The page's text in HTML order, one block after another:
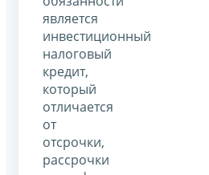
является
инвестиционный
налоговый
кредит,
который
отличается
от
отсрочки,
рассрочки